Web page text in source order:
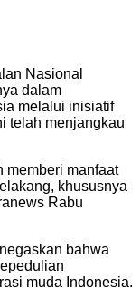
Nasional
dalam
melalui inisiatif
telah menjangkau
memberi manfaat
khususnya
Rabu
bahwa
muda Indonesia.